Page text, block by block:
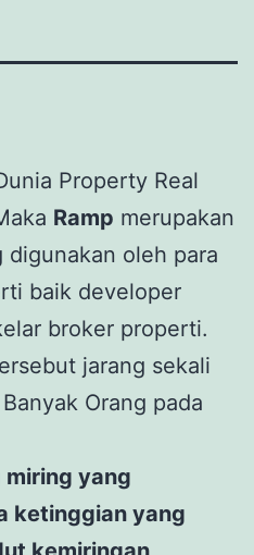
Property Real
Ramp merupakan
digunakan oleh para
baik developer
broker properti.
jarang sekali
Orang pada
miring yang
ketinggian yang